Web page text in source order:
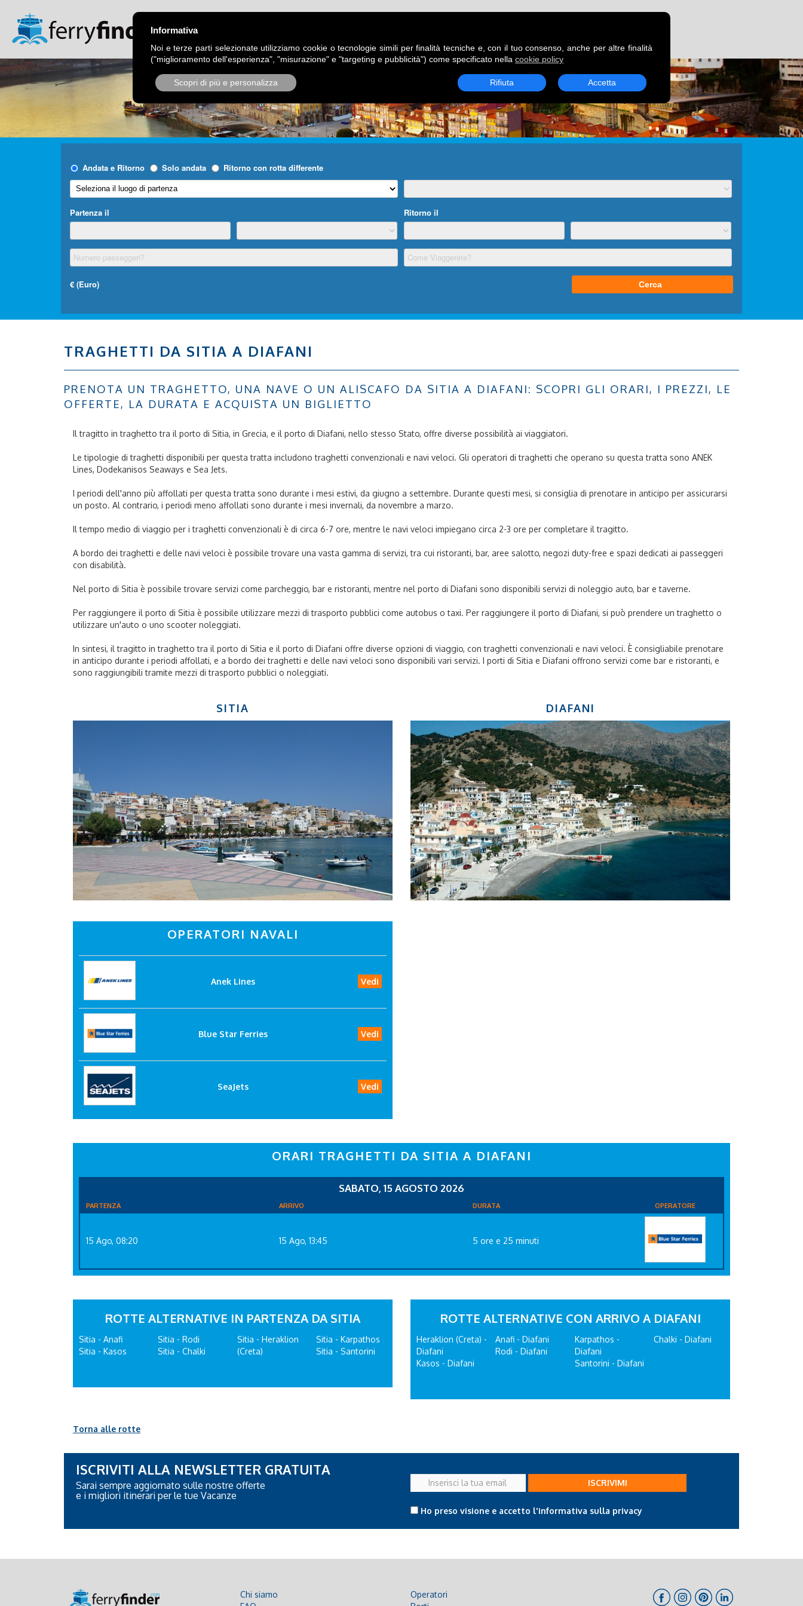
CHI SIAMO
TRAGHETTI DA SITIA A DIAFANI
PRENOTA UN TRAGHETTO, UNA NAVE O UN ALISCAFO DA SITIA A DIAFANI: SCOPRI GLI ORARI, I PREZZI, LE
OFFERTE, LA DURATA E ACQUISTA UN BIGLIETTO
Il tragitto in traghetto tra il porto di Sitia, in Grecia, e il porto di Diafani, nello stesso Stato, offre diverse possibilità ai viaggiatori.
Le tipologie di traghetti disponibili per questa tratta includono traghetti convenzionali e navi veloci. Gli operatori di traghetti che operano su questa tratta sono ANEK
Lines, Dodekanisos Seaways e Sea Jets.
I periodi dell'anno più affollati per questa tratta sono durante i mesi estivi, da giugno a settembre. Durante questi mesi, si consiglia di prenotare in anticipo per assicurarsi
un posto. Al contrario, i periodi meno affollati sono durante i mesi invernali, da novembre a marzo.
Il tempo medio di viaggio per i traghetti convenzionali è di circa 6-7 ore, mentre le navi veloci impiegano circa 2-3 ore per completare il tragitto.
A bordo dei traghetti e delle navi veloci è possibile trovare una vasta gamma di servizi, tra cui ristoranti, bar, aree salotto, negozi duty-free e spazi dedicati ai passeggeri
con disabilità.
Nel porto di Sitia è possibile trovare servizi come parcheggio, bar e ristoranti, mentre nel porto di Diafani sono disponibili servizi di noleggio auto, bar e taverne.
Per raggiungere il porto di Sitia è possibile utilizzare mezzi di trasporto pubblici come autobus o taxi. Per raggiungere il porto di Diafani, si può prendere un traghetto o
utilizzare un'auto o uno scooter noleggiati.
In sintesi, il tragitto in traghetto tra il porto di Sitia e il porto di Diafani offre diverse opzioni di viaggio, con traghetti convenzionali e navi veloci. È consigliabile prenotare
in anticipo durante i periodi affollati, e a bordo dei traghetti e delle navi veloci sono disponibili vari servizi. I porti di Sitia e Diafani offrono servizi come bar e ristoranti, e
sono raggiungibili tramite mezzi di trasporto pubblici o noleggiati.
SITIA DIAFANI
OPERATORI NAVALI
Anek Lines Vedi
Blue Star Ferries Vedi
SeaJets Vedi
ORARI TRAGHETTI DA SITIA A DIAFANI
SABATO, 15 AGOSTO 2026
PARTENZA ARRIVO DURATA OPERATORE
15 Ago, 08:20 15 Ago, 13:45 5 ore e 25 minuti
ROTTE ALTERNATIVE IN PARTENZA DA SITIA
Sitia - Anafi
Sitia - Kasos
Sitia - Rodi
Sitia - Chalki
Sitia - Heraklion
(Creta)
Sitia - Karpathos
Sitia - Santorini
ROTTE ALTERNATIVE CON ARRIVO A DIAFANI
Heraklion (Creta) -
Diafani
Kasos - Diafani
Anafi - Diafani
Rodi - Diafani
Karpathos -
Diafani
Santorini - Diafani
Chalki - Diafani
Torna alle rotte
ISCRIVITI ALLA NEWSLETTER GRATUITA
Sarai sempre aggiornato sulle nostre offerte
e i migliori itinerari per le tue Vacanze
Inserisci
la
email
ISCRIVIMI
Ho preso visione e accetto l'informativa sulla privacy
Chi siamo
Operatori
Informativa
Noi e terze parti selezionate utilizziamo cookie o tecnologie simili per finalità tecniche e, con il tuo consenso, anche per altre finalità
("miglioramento dell'esperienza", "misurazione" e "targeting e pubblicità") come specificato nella cookie policy
Rifiuta Accetta
Scopri di più e personalizza